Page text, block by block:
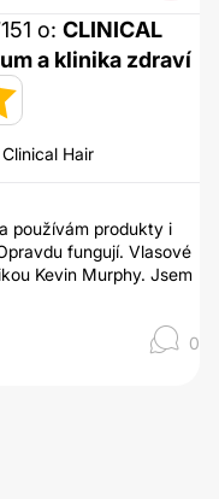
o: CLINICAL
a klinika zdraví
Hair
používám produkty i
fungují. Vlasové
Kevin Murphy. Jsem
0